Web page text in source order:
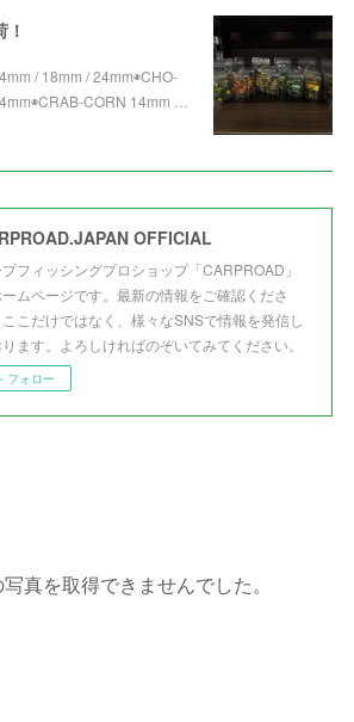
/ 18mm / 24mm◉CHO-
CORN 14mm …
OFFICIAL
フィッシングプロショップ「CARPROAD」
ムページです。最新の情報をご確認くださ
こだけではなく、様々なSNSで情報を発信し
ます。よろしければのぞいてみてください。
フォロー
真を取得できませんでした。